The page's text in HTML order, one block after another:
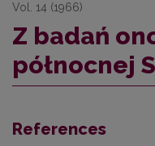
Vol. 14 (1966)
Z badań
północnej
References